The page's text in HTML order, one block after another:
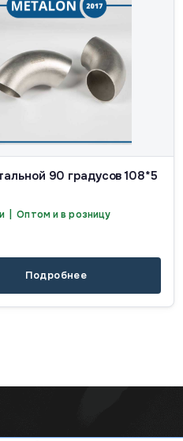
90 градусов 108*5
| Оптом и в розницу
Подробнее